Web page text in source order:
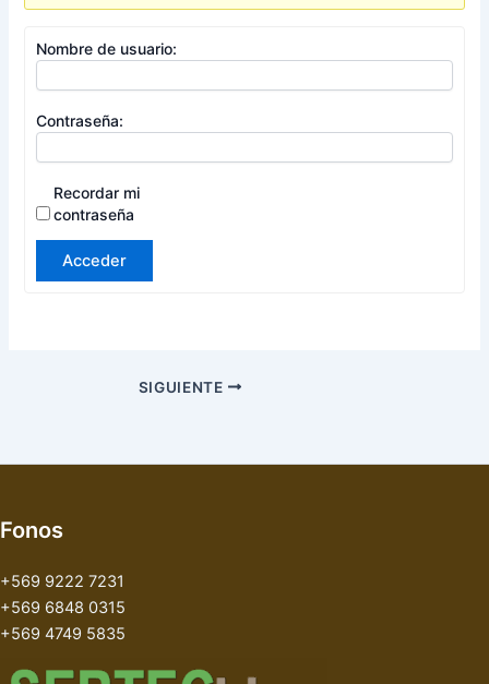
Nombre de usuario:
Contraseña:
Recordar mi
contraseña
Acceder
SIGUIENTE
Fonos
+569 9222 7231
+569 6848 0315
+569 4749 5835